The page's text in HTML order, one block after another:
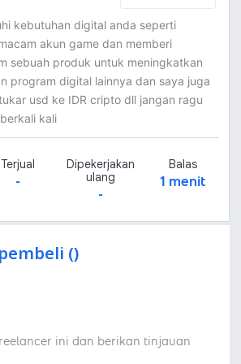
kebutuhan digital anda seperti
akun game dan memberi
sebuah produk untuk meningkatkan
program digital lainnya dan saya juga
usd ke IDR cripto dll jangan ragu
kali
Terjual
-
Dipekerjakan
ulang
-
Balas
1 menit
()
ini dan berikan tinjauan